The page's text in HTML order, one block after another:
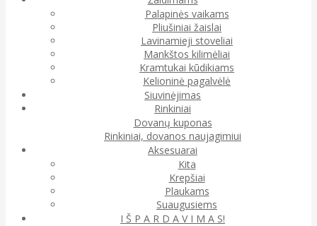
Palapinės vaikams
Pliušiniai žaislai
Lavinamieji stoveliai
Mankštos kilimėliai
Kramtukai kūdikiams
Kelioninė pagalvėlė
Siuvinėjimas
Rinkiniai
Dovanų kuponas
Rinkiniai, dovanos naujagimiui
Aksesuarai
Kita
Krepšiai
Plaukams
Suaugusiems
I Š P A R D A V I M A S!